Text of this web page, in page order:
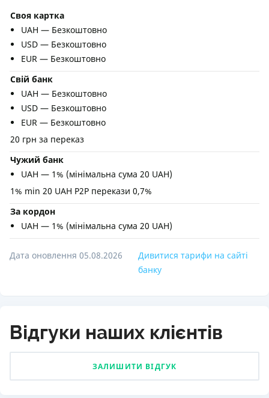
Своя картка
UAH — Безкоштовно
USD — Безкоштовно
EUR — Безкоштовно
Свій банк
UAH — Безкоштовно
USD — Безкоштовно
EUR — Безкоштовно
20 грн за переказ
Чужий банк
UAH — 1% (мінімальна сума 20 UAH)
1% min 20 UAH Р2Р перекази 0,7%
За кордон
UAH — 1% (мінімальна сума 20 UAH)
Дата оновлення 05.08.2026
Дивитися тарифи на сайті
банку
Відгуки наших клієнтів
ЗАЛИШИТИ ВІДГУК